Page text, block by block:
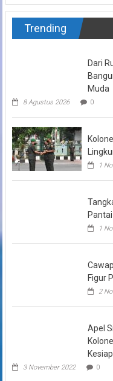
Trending
Dari
Muda
8 Agustus 2026 0
1
1
Figur
2
Apel
3 November 2022 0